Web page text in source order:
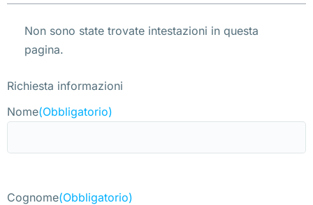
Non sono state trovate intestazioni in questa
pagina.
Richiesta informazioni
Nome(Obbligatorio)
Cognome(Obbligatorio)